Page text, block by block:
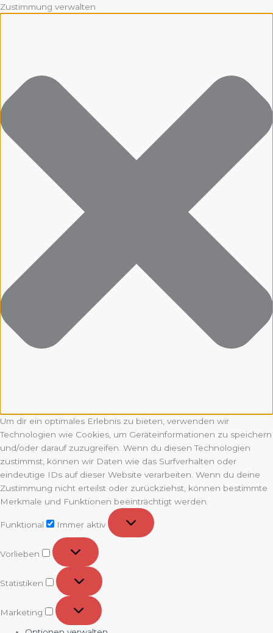
Zustimmung verwalten
Um dir ein optimales Erlebnis zu bieten, verwenden wir
Technologien wie Cookies, um Geräteinformationen zu speichern
und/oder darauf zuzugreifen. Wenn du diesen Technologien
zustimmst, können wir Daten wie das Surfverhalten oder
eindeutige IDs auf dieser Website verarbeiten. Wenn du deine
Zustimmung nicht erteilst oder zurückziehst, können bestimmte
Merkmale und Funktionen beeinträchtigt werden.
Funktional
Immer aktiv
Vorlieben
Vorlieben
Statistiken
Statistiken
Marketing
Marketing